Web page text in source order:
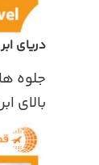
دریای
جلوه
بالای